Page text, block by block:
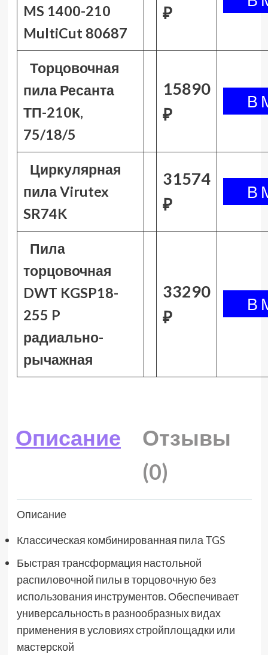
MS 1400-210
MultiCut 80687
₽
Торцовочная
пила Ресанта
ТП-210К,
75/18/5
15890
₽
Циркулярная
пила Virutex
SR74K
31574
₽
Пила
торцовочная
DWT KGSP18-
255 P
радиально-
рычажная
33290
₽
Описание
Отзывы
(0)
Описание
Классическая комбинированная пила TGS
Быстрая трансформация настольной
распиловочной пилы в торцовочную без
использования инструментов. Обеспечивает
универсальность в разнообразных видах
применения в условиях стройплощадки или
мастерской